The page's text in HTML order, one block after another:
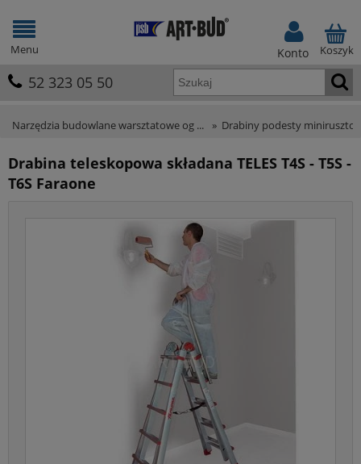
Koszyk
Konto
52 323 05 50
Menu
Narzędzia budowlane warsztatowe og ... » Drabiny podesty
Drabina teleskopowa składana TELES T4S - T5S -
T6S Faraone